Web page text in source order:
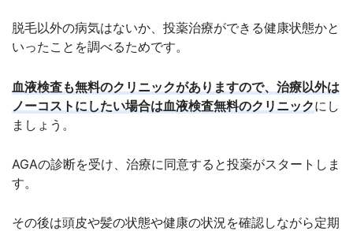
脱毛以外の病気はないか、投薬治療ができる健康状態かと
いったことを調べるためです。
血液検査も無料のクリニックがありますので、治療以外は
ノーコストにしたい場合は血液検査無料のクリニックにし
ましょう。
AGAの診断を受け、治療に同意すると投薬がスタートしま
す。
その後は頭皮や髪の状態や健康の状況を確認しながら定期